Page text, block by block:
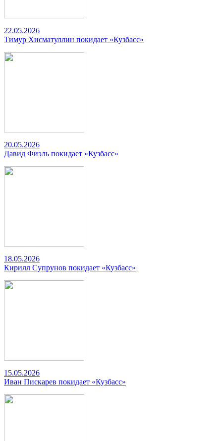
22.05.2026
Тимур Хисматуллин покидает «Кузбасс»
20.05.2026
Давид Фиэль покидает «Кузбасс»
18.05.2026
Кирилл Супрунов покидает «Кузбасс»
15.05.2026
Иван Пискарев покидает «Кузбасс»